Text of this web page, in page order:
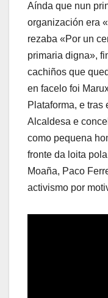
Aínda que nun
organización era
rezaba «Por un
primaria digna»,
cachiños que
en facelo foi
Plataforma, e tras
Alcaldesa e
como pequena
fronte da loita
Moaña, Paco
activismo por